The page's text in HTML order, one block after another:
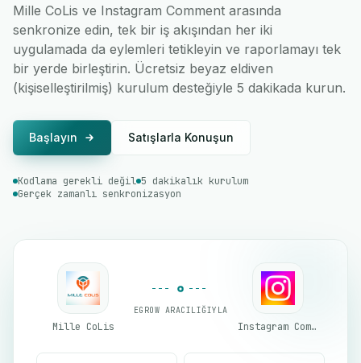
Mille CoLis ve Instagram Comment arasında
senkronize edin, tek bir iş akışından her iki
uygulamada da eylemleri tetikleyin ve raporlamayı tek
bir yerde birleştirin. Ücretsiz beyaz eldiven
(kişiselleştirilmiş) kurulum desteğiyle 5 dakikada kurun.
Başlayın Satışlarla Konuşun
Kodlama gerekli değil 5 dakikalık kurulum
Gerçek zamanlı senkronizasyon
Mille CoLis
EGROW ARACILIĞIYLA
Instagram Comment